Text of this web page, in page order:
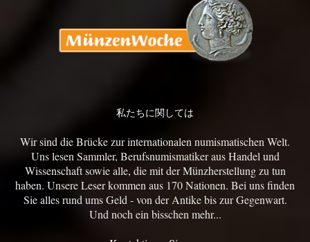
私たちに関しては
Wir sind die Brücke zur internationalen numismatischen Welt.
Uns lesen Sammler, Berufsnumismatiker aus Handel und
Wissenschaft sowie alle, die mit der Münzherstellung zu tun
haben. Unsere Leser kommen aus 170 Nationen. Bei uns finden
Sie alles rund ums Geld - von der Antike bis zur Gegenwart.
Und noch ein bisschen mehr...